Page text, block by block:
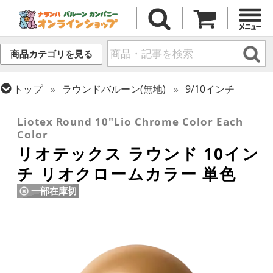
商品カテゴリを見る
トップ ラウンドバルーン(無地)
9/10インチ
Liotex Round 10"Lio Chrome Color Each
Color
リオテックス ラウンド 10イン
チ リオクロームカラー 単色
一部在庫切